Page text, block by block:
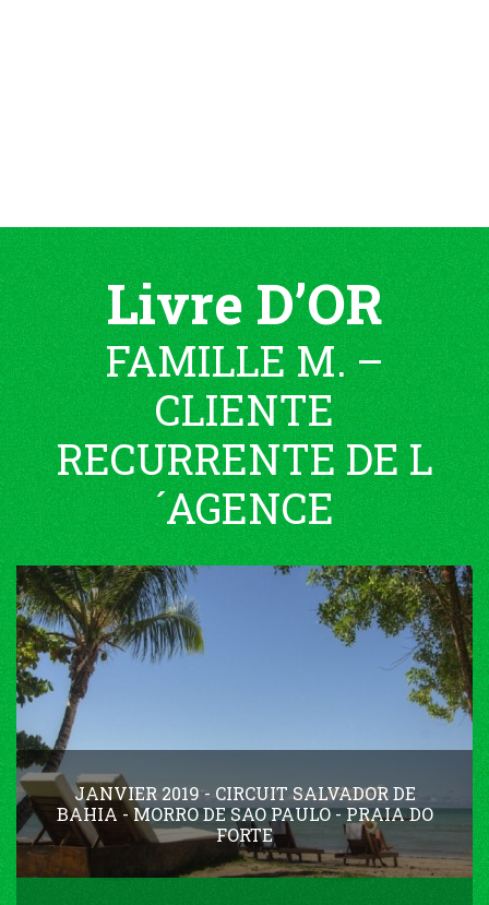
Livre D’OR
FAMILLE M. –
CLIENTE
RECURRENTE DE L
´AGENCE
JANVIER 2019 - CIRCUIT SALVADOR DE
BAHIA - MORRO DE SAO PAULO - PRAIA DO
FORTE